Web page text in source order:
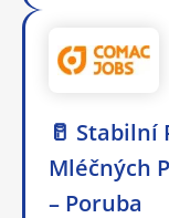
🥛 Stabilní
Mléčných
– Poruba